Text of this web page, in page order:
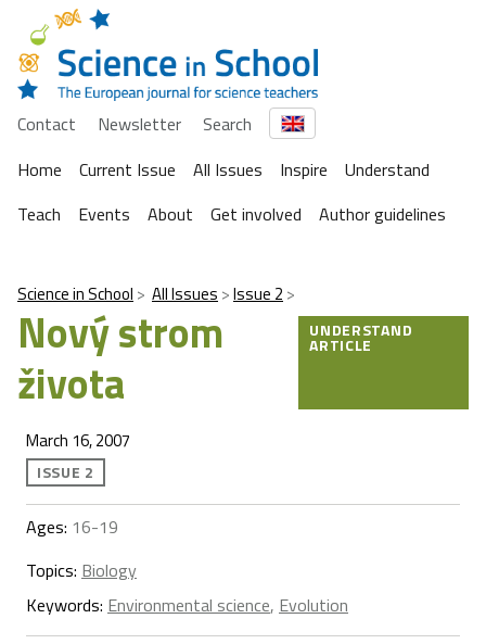
Contact Newsletter
Search
Home
Current Issue All Issues Inspire
Understand
Teach
Events About Get involved Author guidelines
Science in School All Issues Issue 2
Nový strom
života
UNDERSTAND
ARTICLE
March 16, 2007
ISSUE 2
Ages: 16-19
Topics: Biology
Keywords: Environmental science, Evolution